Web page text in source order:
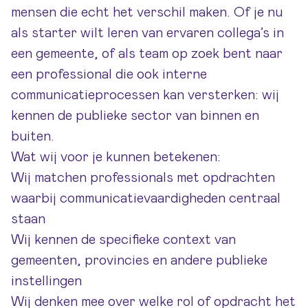
mensen die echt het verschil maken. Of je nu
als starter wilt leren van ervaren collega’s in
een gemeente, of als team op zoek bent naar
een professional die ook interne
communicatieprocessen kan versterken: wij
kennen de publieke sector van binnen en
buiten.
Wat wij voor je kunnen betekenen:
Wij matchen professionals met opdrachten
waarbij communicatievaardigheden centraal
staan
Wij kennen de specifieke context van
gemeenten, provincies en andere publieke
instellingen
Wij denken mee over welke rol of opdracht het